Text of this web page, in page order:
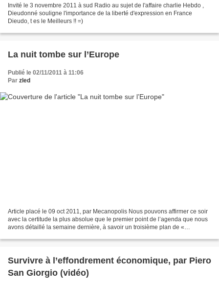
Invité le 3 novembre 2011 à sud Radio au sujet de l'affaire charlie Hebdo ,
Dieudonné souligne l'importance de la liberté d'expression en France
Dieudo, t es le Meilleurs !! =)
La nuit tombe sur l’Europe
Publié le 02/11/2011 à 11:06
Par zled
Article placé le 09 oct 2011, par Mecanopolis Nous pouvons affirmer ce soir
avec la certitude la plus absolue que le premier point de l’agenda que nous
avons détaillé la semaine dernière, à savoir un troisième plan de «
Survivre à l’effondrement économique, par Piero
San Giorgio (vidéo)